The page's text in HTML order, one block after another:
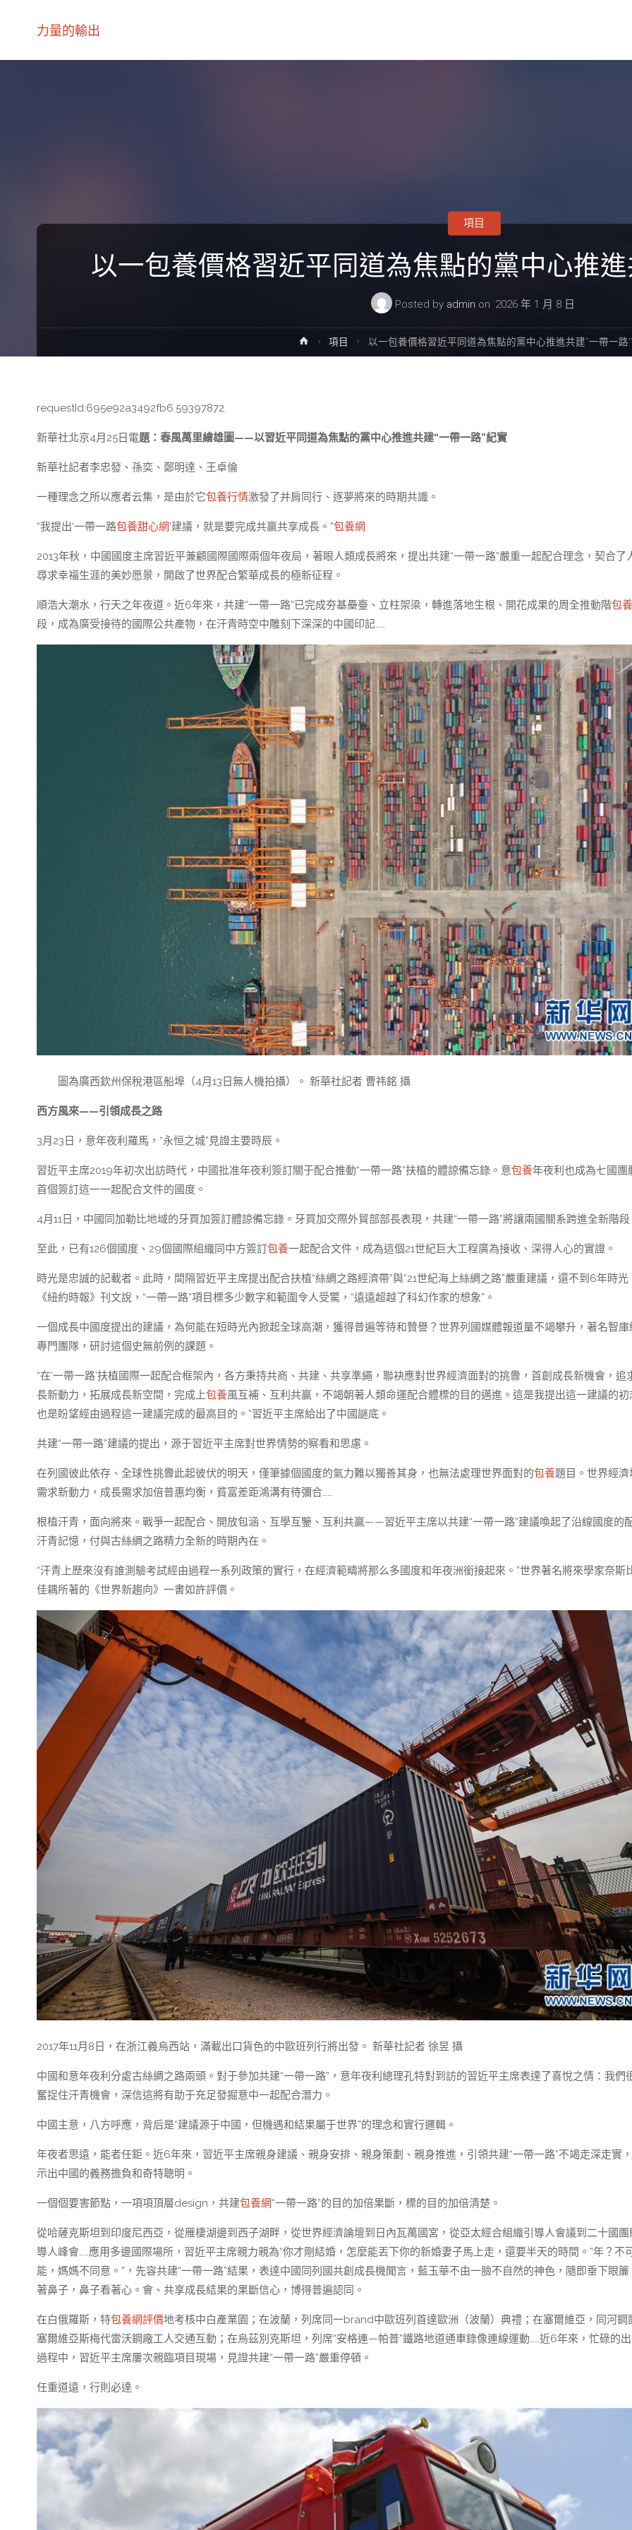
力量的輸出
以一包養價格習近平同道為焦點的黨中心推進
Posted by admin on 2026 年 1 月 8 日
項目
Home項目 以一包養價格習近平同道為焦點的黨中心推進共建”一帶一路
requestId:695e92a3492fb6.59397872.
新華社北京4月25日電題：春風萬里繪雄圖——以習近平同道為焦點的黨中心推進共建“一帶一路”紀實
新華社記者李忠發、孫奕、鄭明達、王卓倫
一種理念之所以應者云集，是由於它包養行情激發了并肩同行、逐夢將來的時期共識。
“我提出‘一帶一路包養甜心網’建議，就是要完成共贏共享成長。”包養網
2013年秋，中國國度主席習近平兼顧國際國際兩個年夜局，著眼人類成長將來，提出共建“一帶一路”嚴重一起配合理念，契合了
尋求幸福生涯的美妙愿景，開啟了世界配合繁華成長的極新征程。
順浩大潮水，行天之年夜道。近6年來，共建“一帶一路”已完成夯基壘臺、立柱架梁，轉進落地生根、開花成果的周全推動階包
段，成為廣受接待的國際公共產物，在汗青時空中雕刻下深深的中國印記……
圖為廣西欽州保稅港區船埠（4月13日無人機拍攝）。 新華社記者 曹祎銘 攝
西方風來——引領成長之路
3月23日，意年夜利羅馬，“永恒之城”見證主要時辰。
習近平主席2019年初次出訪時代，中國批准年夜利簽訂關于配合推動“一帶一路”扶植的體諒備忘錄。意包養年夜利也成為七國團
首個簽訂這一一起配合文件的國度。
4月11日，中國同加勒比地域的牙買加簽訂體諒備忘錄。牙買加交際外貿部部長表現，共建“一帶一路”將讓兩國關系跨進全新階
至此，已有126個國度、29個國際組織同中方簽訂包養一起配合文件，成為這個21世紀巨大工程廣為接收、深得人心的實證。
時光是忠誠的記載者。此時，間隔習近平主席提出配合扶植“絲綢之路經濟帶”與“21世紀海上絲綢之路”嚴重建議，還不到6年時光
《紐約時報》刊文說，“一帶一路”項目標多少數字和範圍令人受驚，“遠遠超越了科幻作家的想象”。
一個成長中國度提出的建議，為何能在短時光內掀起全球高潮，獲得普遍等待和贊譽？世界列國媒體報道量不竭攀升，著名智庫
專門團隊，研討這個史無前例的課題。
“在‘一帶一路’扶植國際一起配合框架內，各方秉持共商、共建、共享準繩，聯袂應對世界經濟面對的挑釁，首創成長新機會，追
長新動力，拓展成長新空間，完成上包養風互補、互利共贏，不竭朝著人類命運配合體標的目的邁進。這是我提出這一建議的初
也是盼望經由過程這一建議完成的最高目的。”習近平主席給出了中國謎底。
共建“一帶一路”建議的提出，源于習近平主席對世界情勢的察看和思慮。
在列國彼此依存、全球性挑釁此起彼伏的明天，僅筆據個國度的氣力難以獨善其身，也無法處理世界面對的包養題目。世界經濟
需求新動力，成長需求加倍普惠均衡，貧富差距鴻溝有待彌合……
根植汗青，面向將來。戰爭一起配合、開放包涵、互學互鑒、互利共贏——習近平主席以共建“一帶一路”建議喚起了沿線國度的
汗青記憶，付與古絲綢之路精力全新的時期內在。
“汗青上歷來沒有誰測驗考試經由過程一系列政策的實行，在經濟範疇將那么多國度和年夜洲銜接起來。”世界著名將來學家奈斯
佳耦所著的《世界新趨向》一書如許評價。
2017年11月8日，在浙江義烏西站，滿載出口貨色的中歐班列行將出發。 新華社記者 徐昱 攝
中國和意年夜利分處古絲綢之路兩頭。對于參加共建“一帶一路”，意年夜利總理孔特對到訪的習近平主席表達了喜悅之情：我們
奮捉住汗青機會，深信這將有助于充足發掘意中一起配合潛力。
中國主意，八方呼應，背后是“建議源于中國，但機遇和結果屬于世界”的理念和實行邏輯。
年夜者思遠，能者任鉅。近6年來，習近平主席親身建議、親身安排、親身策劃、親身推進，引領共建“一帶一路”不竭走深走實
示出中國的義務擔負和奇特聰明。
一個個要害節點，一項項頂層design，共建包養網“一帶一路”的目的加倍果斷，標的目的加倍清楚。
從哈薩克斯坦到印度尼西亞，從雁棲湖邊到西子湖畔，從世界經濟論壇到日內瓦萬國宮，從亞太經合組織引導人會議到二十國團
導人峰會……應用多邊國際場所，習近平主席親力親為“你才剛結婚，怎麼能丟下你的新婚妻子馬上走，還要半天的時間。”年？不
能，媽媽不同意。”，先容共建“一帶一路”結果，表達中國同列國共創成長機聞言，藍玉華不由一臉不自然的神色，隨即垂下眼簾
著鼻子，鼻子看著心。會、共享成長結果的果斷信心，博得普遍認同。
在白俄羅斯，特包養網評價地考核中白產業園；在波蘭，列席同一brand中歐班列首達歐洲（波蘭）典禮；在塞爾維亞，同河鋼
塞爾維亞斯梅代雷沃鋼廠工人交通互動；在烏茲別克斯坦，列席“安格連—帕普”鐵路地道通車錄像連線運動……近6年來，忙碌的
過程中，習近平主席屢次親臨項目現場，見證共建“一帶一路”嚴重停頓。
任重道遠，行則必達。